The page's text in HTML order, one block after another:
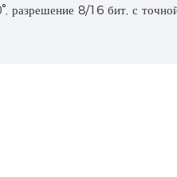
разрешение 8/16 бит, с